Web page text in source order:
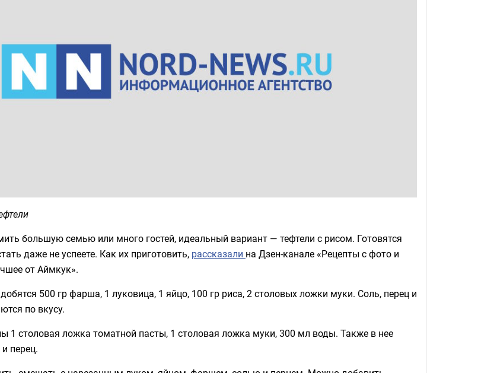
большую семью или много гостей, идеальный вариант — тефтели с рисом. Готовятся
даже не успеете. Как их приготовить, рассказали на Дзен-канале «Рецепты с фото и
от Аймкук».
500 гр фарша, 1 луковица, 1 яйцо, 100 гр риса, 2 столовых ложки муки. Соль, перец и
по вкусу.
1 столовая ложка томатной пасты, 1 столовая ложка муки, 300 мл воды. Также в нее
перец.